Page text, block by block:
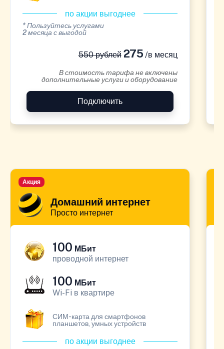
по акции выгоднее
* Пользуйтесь услугами
2 месяца с выгодой
550 рублей275 /в месяц
В стоимость тарифа не включены
дополнительные услуги и оборудование
Подключить
Домашний интернет
Просто интернет
Акция
100 МБит
проводной интернет
100 МБит
Wi-Fi в квартире
СИМ-карта для смартфонов
планшетов, умных устройств
по акции выгоднее